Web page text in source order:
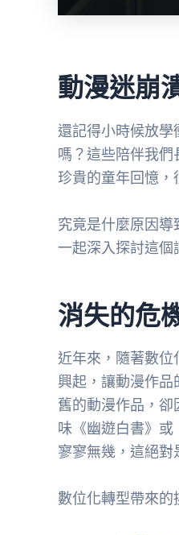
動漫迷崩
還記得小時候放學
嗎？這些陪伴我
珍貴的童年回憶，
究竟是什麼原因
一起深入探討這個
消失的危
近年來，隨著數位
興起，讓動漫作
舊的動漫作品，
味《幽遊白書》
寥寥無幾，這絕對
數位化轉型帶來的